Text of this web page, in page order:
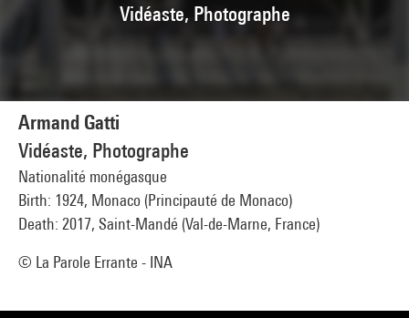
Vidéaste, Photographe
Armand Gatti
Vidéaste, Photographe
Nationalité monégasque
Birth: 1924, Monaco (Principauté de Monaco)
Death: 2017, Saint-Mandé (Val-de-Marne, France)
© La Parole Errante - INA